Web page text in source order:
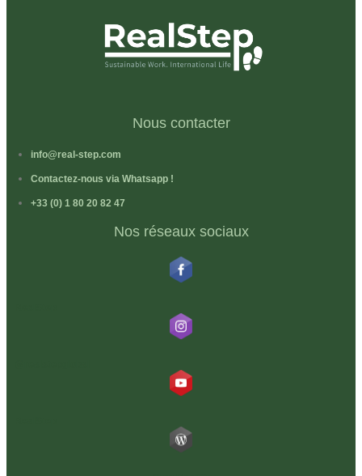
Nous contacter
info@real-step.com
Contactez-nous via Whatsapp !
+33 (0) 1 80 20 82 47
Nos réseaux sociaux